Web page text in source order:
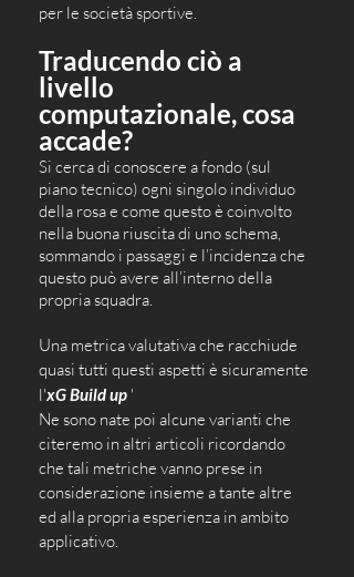
per le società sportive.
Traducendo ciò a
livello
computazionale, cosa
accade?
Si cerca di conoscere a fondo (sul
piano tecnico) ogni singolo individuo
della rosa e come questo è coinvolto
nella buona riuscita di uno schema,
sommando i passaggi e l’incidenza che
questo può avere all’interno della
propria squadra.
Una metrica valutativa che racchiude
quasi tutti questi aspetti è sicuramente
l'xG Build up '
Ne sono nate poi alcune varianti che
citeremo in altri articoli ricordando
che tali metriche vanno prese in
considerazione insieme a tante altre
ed alla propria esperienza in ambito
applicativo.